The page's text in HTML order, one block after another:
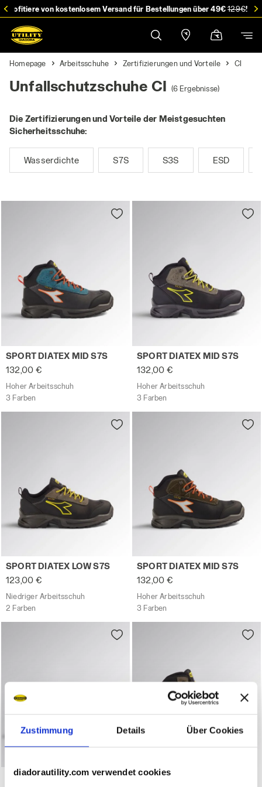
Zustimmung Details Über Cookies
diadorautility.com verwendet cookies
Profitiere von kostenlosem Versand für Bestellungen über 49€129€!
Homepage Arbeitsschuhe Zertifizierungen und Vorteile CI
Unfallschutzschuhe CI (6 Ergebnisse)
Die Zertifizierungen und Vorteile der Meistgesuchten
Sicherheitsschuhe:
Wasserdichte S7S S3S ESD
Hoher Arbeitsschuh SPORT DIATEX MID S7S
SPORT DIATEX MID S7S
132,00 €
Hoher Arbeitsschuh
3 Farben
Hoher Arbeitsschuh SPORT
SPORT DIATEX MID S7S
132,00 €
Hoher Arbeitsschuh
3 Farben
Niedriger Arbeitsschuh SPORT DIATEX LOW S7S
SPORT DIATEX LOW S7S
123,00 €
Niedriger Arbeitsschuh
2 Farben
Hoher Arbeitsschuh
SPORT DIATEX MID S7S
132,00 €
Hoher Arbeitsschuh
3 Farben
Niedriger Arbeitsschuh SPORT DIATEX LOW S7S NERO/
SPORT DIATEX LOW S7S
Hoher Arbeitsschuh SPORT
SPORT DIATEX HIGH S7S